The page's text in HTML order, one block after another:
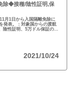
除◆接種/陰性証明,保
月1日から入国隔離免除に
発表。：対象国からの渡航
陰性証明、5万ドル保証の医
2021/10/24